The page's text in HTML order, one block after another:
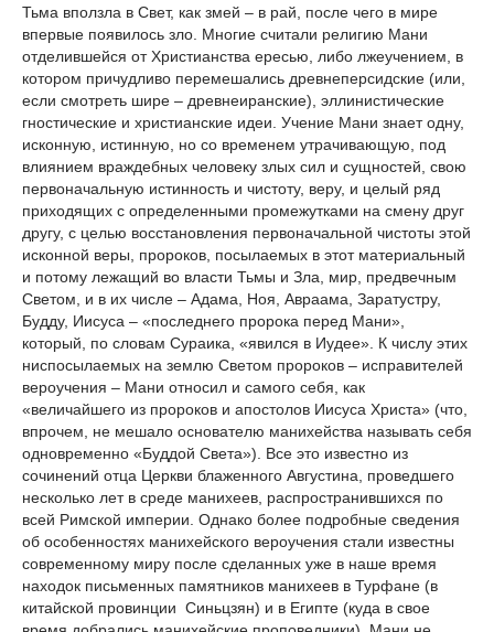
Тьма вползла в Свет, как змей – в рай, после чего в мире
впервые появилось зло. Многие считали религию Мани
отделившейся от Христианства ересью, либо лжеучением, в
котором причудливо перемешались древнеперсидские (или,
если смотреть шире – древнеиранские), эллинистические
гностические и христианские идеи. Учение Мани знает одну,
исконную, истинную, но со временем утрачивающую, под
влиянием враждебных человеку злых сил и сущностей, свою
первоначальную истинность и чистоту, веру, и целый ряд
приходящих с определенными промежутками на смену друг
другу, с целью восстановления первоначальной чистоты этой
исконной веры, пророков, посылаемых в этот материальный
и потому лежащий во власти Тьмы и Зла, мир, предвечным
Светом, и в их числе – Адама, Ноя, Авраама, Заратустру,
Будду, Иисуса – «последнего пророка перед Мани»,
который, по словам Сураика, «явился в Иудее». К числу этих
ниспосылаемых на землю Светом пророков – исправителей
вероучения – Мани относил и самого себя, как
«величайшего из пророков и апостолов Иисуса Христа» (что,
впрочем, не мешало основателю манихейства называть себя
одновременно «Буддой Света»). Все это известно из
сочинений отца Церкви блаженного Августина, проведшего
несколько лет в среде манихеев, распространившихся по
всей Римской империи. Однако более подробные сведения
об особенностях манихейского вероучения стали известны
современному миру после сделанных уже в наше время
находок письменных памятников манихеев в Турфане (в
китайской провинции Синьцзян) и в Египте (куда в свое